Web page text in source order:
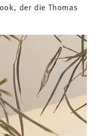
der die Thomas